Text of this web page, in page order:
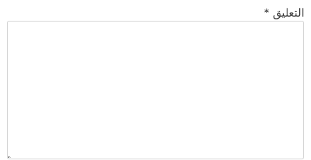
التعليق *